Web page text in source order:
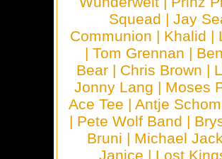
Squead |Jay
Communion | Khalid |
|Tom Grennan |
Bear | Chris Brown |
Jonny Lang | Moses
Ace Tee |Antje
| Pete Wolf Band |
Bruni | Michael
Janice | Lost